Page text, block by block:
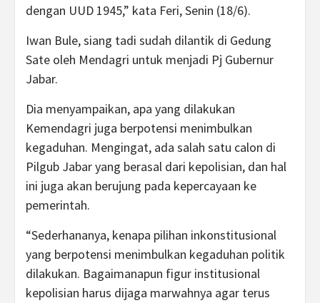
dengan UUD 1945,” kata Feri, Senin (18/6).
Iwan Bule, siang tadi sudah dilantik di Gedung
Sate oleh Mendagri untuk menjadi Pj Gubernur
Jabar.
Dia menyampaikan, apa yang dilakukan
Kemendagri juga berpotensi menimbulkan
kegaduhan. Mengingat, ada salah satu calon di
Pilgub Jabar yang berasal dari kepolisian, dan hal
ini juga akan berujung pada kepercayaan ke
pemerintah.
“Sederhananya, kenapa pilihan inkonstitusional
yang berpotensi menimbulkan kegaduhan politik
dilakukan. Bagaimanapun figur institusional
kepolisian harus dijaga marwahnya agar terus